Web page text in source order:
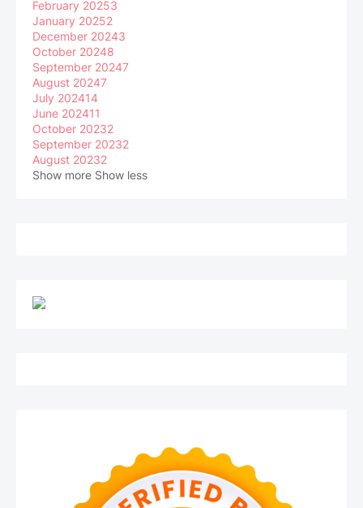
February 20253
January 20252
December 20243
October 20248
September 20247
August 20247
July 202414
June 202411
October 20232
September 20232
August 20232
Show more Show less